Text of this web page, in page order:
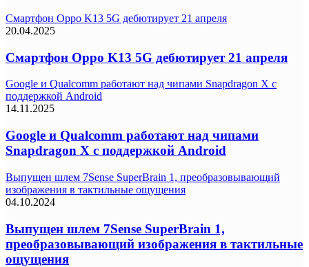
Смартфон Oppo K13 5G дебютирует 21 апреля
20.04.2025
Смартфон Oppo K13 5G дебютирует 21 апреля
Google и Qualcomm работают над чипами Snapdragon X с
поддержкой Android
14.11.2025
Google и Qualcomm работают над чипами
Snapdragon X с поддержкой Android
Выпущен шлем 7Sense SuperBrain 1, преобразовывающий
изображения в тактильные ощущения
04.10.2024
Выпущен шлем 7Sense SuperBrain 1,
преобразовывающий изображения в тактильные
ощущения